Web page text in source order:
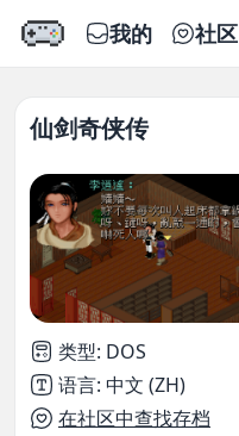
我的 社区
仙剑奇侠传
类型: DOS
语言: 中文 (ZH)
在社区中查找存档